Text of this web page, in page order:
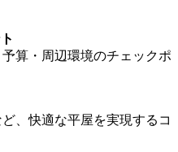
算・周辺環境のチェックポ
、快適な平屋を実現するコ